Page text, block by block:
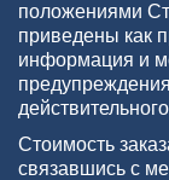
положениями
приведены как
информация и
Стоимость
связавшись с